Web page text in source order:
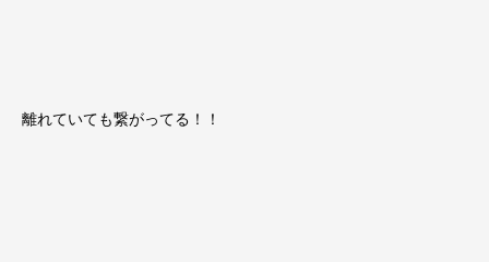
離れていても繋がってる！！